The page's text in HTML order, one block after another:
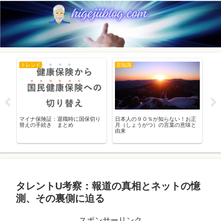
トレンド
マイナ保険証：退職時に国保切り
替えの手続き まとめ
豆知識
日本人の９０％が知らない！お正
月（しょうがつ）の言葉の意味と
由来
タレントU考察：報道の真相とネットの憶
測、その裏側に迫る